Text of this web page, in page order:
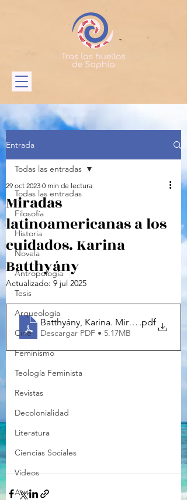
Entrada
Todas las entradas
Filosofía
Historia
Novela
Antropología
Tesis
Arqueología
Cine
Feminismo
Teología Feminista
Revistas
Decolonialidad
Literatura
Ciencias Sociales
Videos
Arte
Todas las entradas
Miradas
latinoamericanas a los
cuidados. Karina
Batthyány
29 oct 2023 0 min de lectura
Actualizado: 9 jul 2025
Batthyány, Karina. Miradas-
.pdf
Descargar PDF • 5.17MB